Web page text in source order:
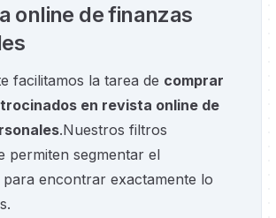
online de finanzas
facilitamos la tarea de comprar
en revista online de
.Nuestros filtros
permiten segmentar el
encontrar exactamente lo